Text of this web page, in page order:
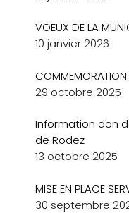
VOEUX DE LA
10 janvier 2026
COMMEMORATION
29 octobre 2025
Information don
de Rodez
13 octobre 2025
MISE EN PLACE
30 septembre